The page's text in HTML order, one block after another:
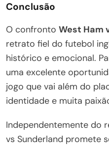
Conclusão
O confronto West Ham
retrato fiel do futebol
histórico e emocional.
uma excelente
jogo que vai além do
identidade e muita
Independentemente do
vs Sunderland promete